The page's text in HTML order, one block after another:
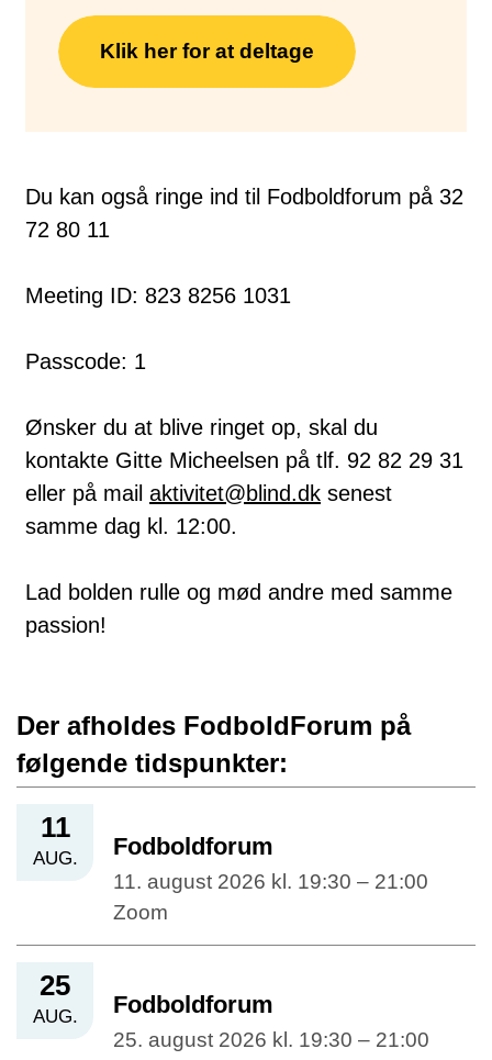
Klik her for at deltage
Du kan også ringe ind til Fodboldforum på 32
72 80 11
Meeting ID: 823 8256 1031
Passcode: 1
Ønsker du at blive ringet op, skal du
kontakte Gitte Micheelsen på tlf. 92 82 29 31
eller på mail aktivitet@blind.dk senest
samme dag kl. 12:00.
Lad bolden rulle og mød andre med samme
passion!
Der afholdes FodboldForum på
følgende tidspunkter:
11
AUG. Fodboldforum
11. august 2026 kl. 19:30 – 21:00
Zoom
25
AUG. Fodboldforum
25. august 2026 kl. 19:30 – 21:00